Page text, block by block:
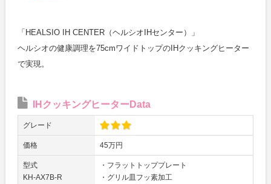
「HEALSIO IH CENTER（ヘルシオIHセンター）」
ヘルシオの健康調理を75cmワイドトップのIHクッキングヒーター
で実現。
IHクッキングヒーターData
グレード
価格 45万円
型式
KH-AX7B-R
・フラットトッププレート
・グリル皿フッ素加工